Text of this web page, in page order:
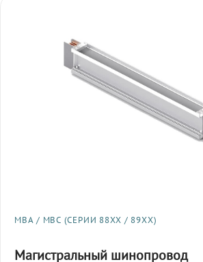
МВА / МВС (СЕРИИ 88XX / 89XX)
Магистральный шинопровод